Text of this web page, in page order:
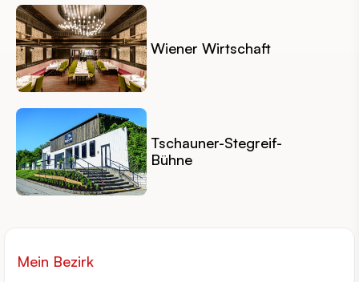
Wiener Wirtschaft
Tschauner-Stegreif-
Bühne
Mein Bezirk